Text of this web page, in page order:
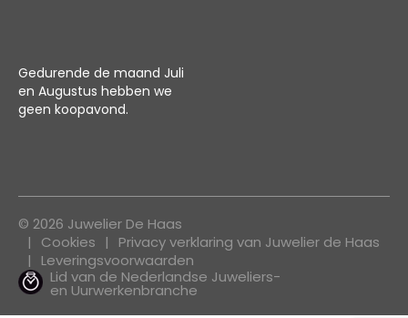
Gedurende de maand Juli
en Augustus hebben we
geen koopavond.
© 2026 Juwelier De Haas
Cookies
Privacy verklaring van Juwelier de Haas
Leveringsvoorwaarden
Lid van de Nederlandse Juweliers-
en Uurwerkenbranche